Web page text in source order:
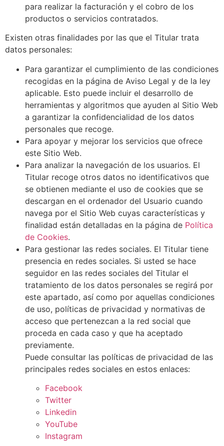
para realizar la facturación y el cobro de los
productos o servicios contratados.
Existen otras finalidades por las que el Titular trata
datos personales:
Para garantizar el cumplimiento de las condiciones
recogidas en la página de Aviso Legal y de la ley
aplicable. Esto puede incluir el desarrollo de
herramientas y algoritmos que ayuden al Sitio Web
a garantizar la confidencialidad de los datos
personales que recoge.
Para apoyar y mejorar los servicios que ofrece
este Sitio Web.
Para analizar la navegación de los usuarios. El
Titular recoge otros datos no identificativos que
se obtienen mediante el uso de cookies que se
descargan en el ordenador del Usuario cuando
navega por el Sitio Web cuyas características y
finalidad están detalladas en la página de Política
de Cookies.
Para gestionar las redes sociales. El Titular tiene
presencia en redes sociales. Si usted se hace
seguidor en las redes sociales del Titular el
tratamiento de los datos personales se regirá por
este apartado, así como por aquellas condiciones
de uso, políticas de privacidad y normativas de
acceso que pertenezcan a la red social que
proceda en cada caso y que ha aceptado
previamente.
Puede consultar las políticas de privacidad de las
principales redes sociales en estos enlaces:
Facebook
Twitter
Linkedin
YouTube
Instagram